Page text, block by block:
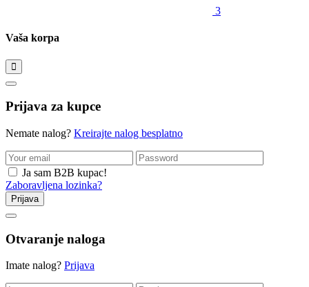
3
Vaša korpa
Prijava za kupce
Nemate nalog? Kreirajte nalog besplatno
Ja sam B2B kupac!
Zaboravljena lozinka?
Prijava
Otvaranje naloga
Imate nalog? Prijava